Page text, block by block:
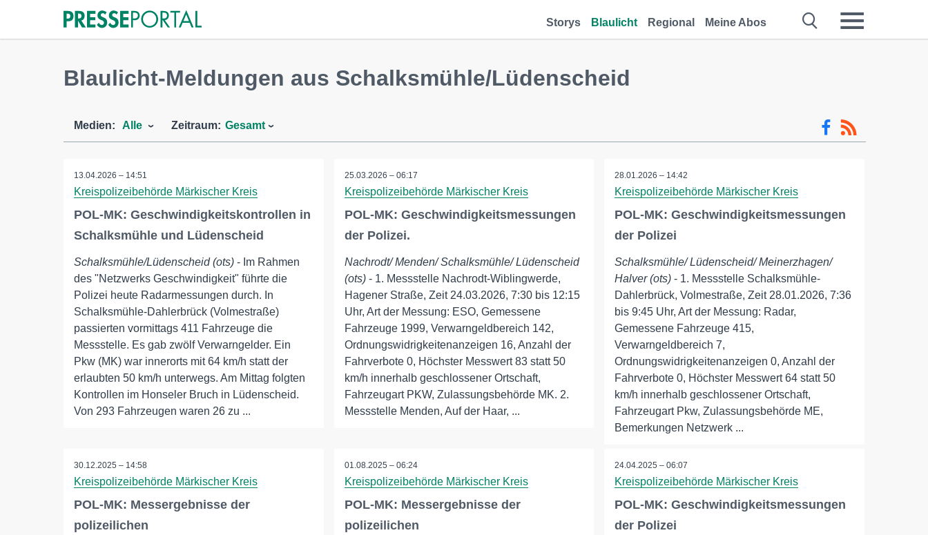
Storys Blaulicht Regional Meine Abos
Blaulicht-Meldungen aus Schalksmühle/Lüdenscheid
Medien: Alle Zeitraum: Gesamt
13.04.2026 – 14:51
Kreispolizeibehörde Märkischer Kreis
POL-MK: Geschwindigkeitskontrollen in
Schalksmühle und Lüdenscheid
Schalksmühle/Lüdenscheid (ots) - Im Rahmen
des "Netzwerks Geschwindigkeit" führte die
Polizei heute Radarmessungen durch. In
Schalksmühle-Dahlerbrück (Volmestraße)
passierten vormittags 411 Fahrzeuge die
Messstelle. Es gab zwölf Verwarngelder. Ein
Pkw (MK) war innerorts mit 64 km/h statt der
erlaubten 50 km/h unterwegs. Am Mittag folgten
Kontrollen im Honseler Bruch in Lüdenscheid.
Von 293 Fahrzeugen waren 26 zu ...
25.03.2026 – 06:17
Kreispolizeibehörde Märkischer Kreis
POL-MK: Geschwindigkeitsmessungen
der Polizei.
Nachrodt/ Menden/ Schalksmühle/ Lüdenscheid
(ots)- 1. Messstelle Nachrodt-Wiblingwerde,
Hagener Straße, Zeit 24.03.2026, 7:30 bis 12:15
Uhr, Art der Messung: ESO, Gemessene
Fahrzeuge 1999, Verwarngeldbereich 142,
Ordnungswidrigkeitenanzeigen 16, Anzahl der
Fahrverbote 0, Höchster Messwert 83 statt 50
km/h innerhalb geschlossener Ortschaft,
Fahrzeugart PKW, Zulassungsbehörde MK. 2.
Messstelle Menden, Auf der Haar, ...
28.01.2026 – 14:42
Kreispolizeibehörde Märkischer Kreis
POL-MK: Geschwindigkeitsmessungen
der Polizei
Schalksmühle/ Lüdenscheid/ Meinerzhagen/
Halver (ots) - 1. Messstelle Schalksmühle-
Dahlerbrück, Volmestraße, Zeit 28.01.2026, 7:36
bis 9:45 Uhr, Art der Messung: Radar,
Gemessene Fahrzeuge 415,
Verwarngeldbereich 7,
Ordnungswidrigkeitenanzeigen 0, Anzahl der
Fahrverbote 0, Höchster Messwert 64 statt 50
km/h innerhalb geschlossener Ortschaft,
Fahrzeugart Pkw, Zulassungsbehörde ME,
Bemerkungen Netzwerk ...
30.12.2025 – 14:58
Kreispolizeibehörde Märkischer Kreis
POL-MK: Messergebnisse der
polizeilichen
01.08.2025 – 06:24
Kreispolizeibehörde Märkischer Kreis
POL-MK: Messergebnisse der
polizeilichen
24.04.2025 – 06:07
Kreispolizeibehörde Märkischer Kreis
POL-MK: Geschwindigkeitsmessungen
der Polizei